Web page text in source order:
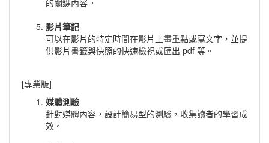
的關鍵內容。
影片筆記
可以在影片的特定時間在影片上畫重點或寫文字，並提
供影片書籤與快照的快速檢視或匯出 pdf 等。
[專業版]
媒體測驗
針對媒體內容，設計簡易型的測驗，收集讀者的學習成
效。